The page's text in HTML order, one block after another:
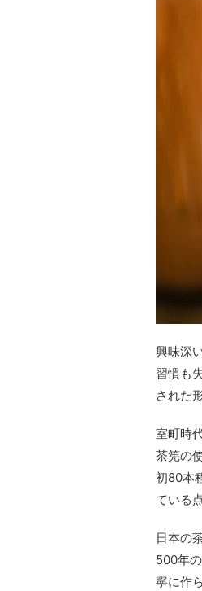
興味深
習慣も
された
室町時
茶筅の
初80本
ている
日本の
500年
寧に作